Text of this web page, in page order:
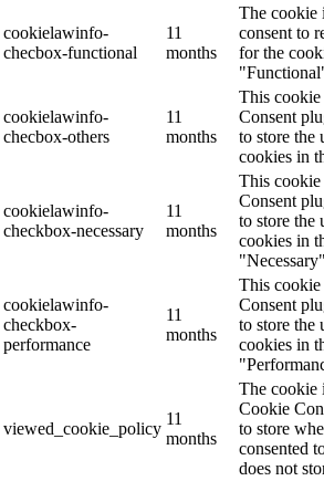
cookielawinfo-
checbox-functional
11
months
The cookie
consent to
for the
cookielawinfo-
checbox-others
11
months
This
Consent
to store the
cookies in
cookielawinfo-
checkbox-necessary
11
months
This
Consent
to store the
cookies in
cookielawinfo-
checkbox-
performance
11
months
This
Consent
to store the
cookies in
viewed_cookie_policy
11
months
The cookie
Cookie
to store
consented
does not